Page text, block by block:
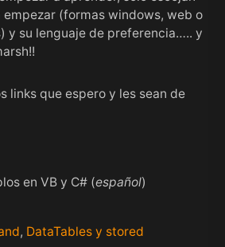
(formas windows, web o
y su lenguaje de preferencia….. y
links que espero y les sean de
en VB y C# (español)
, DataTables y stored